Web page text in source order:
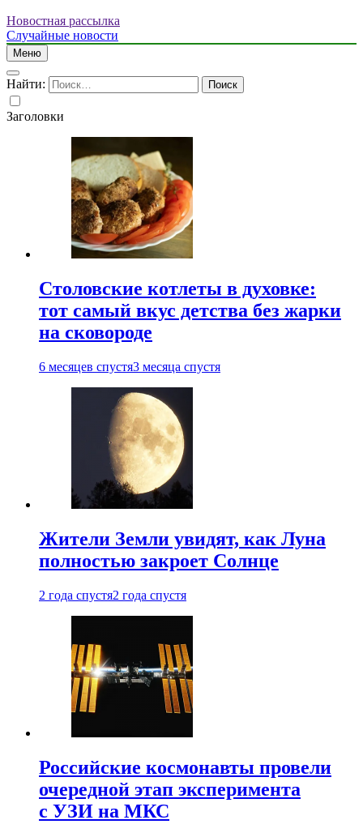
Новостная рассылка
Случайные новости
Меню
Найти:
Заголовки
Столовские котлеты в духовке:
тот самый вкус детства без жарки
на сковороде
6 месяцев спустя3 месяца спустя
Жители Земли увидят, как Луна
полностью закроет Солнце
2 года спустя2 года спустя
Российские космонавты провели
очередной этап эксперимента
с УЗИ на МКС